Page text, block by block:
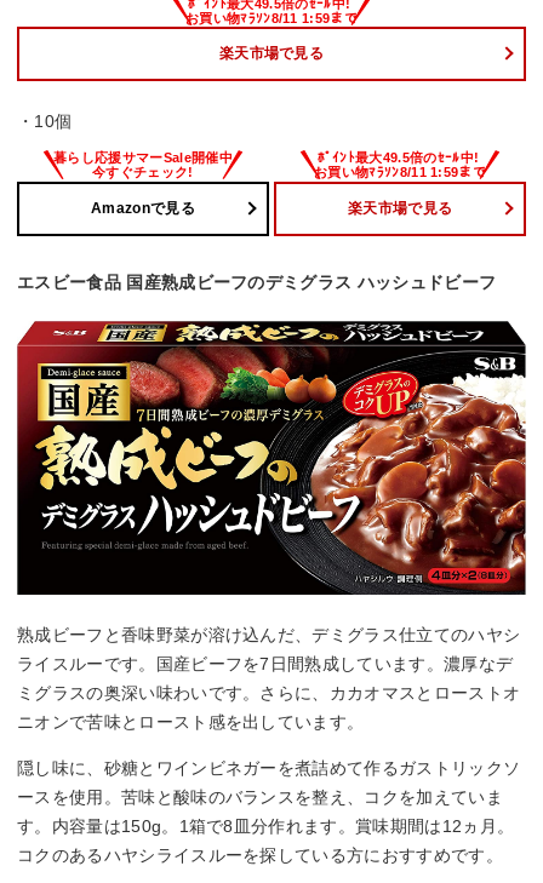
楽天市場で見る
・10個
Amazonで見る 楽天市場で見る
エスビー食品 国産熟成ビーフのデミグラス ハッシュドビーフ
熟成ビーフと香味野菜が溶け込んだ、デミグラス仕立てのハヤシ
ライスルーです。国産ビーフを7日間熟成しています。濃厚なデ
ミグラスの奥深い味わいです。さらに、カカオマスとローストオ
ニオンで苦味とロースト感を出しています。
隠し味に、砂糖とワインビネガーを煮詰めて作るガストリックソ
ースを使用。苦味と酸味のバランスを整え、コクを加えていま
す。内容量は150g。1箱で8皿分作れます。賞味期間は12ヵ月。
コクのあるハヤシライスルーを探している方におすすめです。